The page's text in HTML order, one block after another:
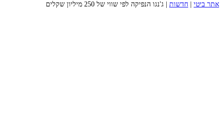
אתר ביטי חדשות ג'נגו הנפיקה לפי שווי של 250 מיליון שקלים